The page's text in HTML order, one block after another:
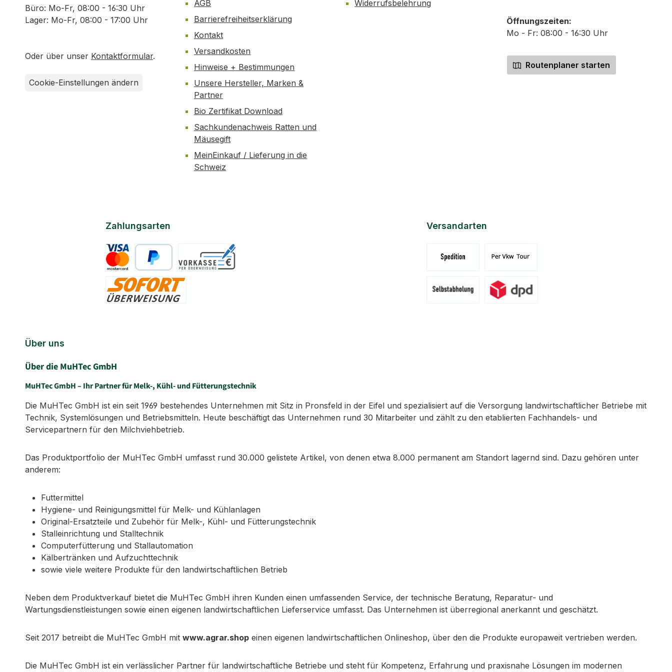
Büro: Mo-Fr, 08:00 - 16:30 Uhr
Lager: Mo-Fr, 08:00 - 17:00 Uhr
Oder über unser Kontaktformular.
Cookie-Einstellungen ändern
AGB
Barrierefreiheitserklärung
Kontakt
Versandkosten
Hinweise + Bestimmungen
Unsere Hersteller, Marken &
Partner
Bio Zertifikat Download
Sachkundenachweis Ratten und
Mäusegift
MeinEinkauf / Lieferung in die
Schweiz
Widerrufsbelehrung
Öffnungszeiten:
Mo - Fr: 08:00 - 16:30 Uhr
Routenplaner starten
Zahlungsarten
PayPal Vorkasse
Kreditkarte
Versandarten
Über uns
Über die MuHTec GmbH
MuHTec GmbH – Ihr Partner für Melk-, Kühl- und Fütterungstechnik
Die MuHTec GmbH ist ein seit 1969 bestehendes Unternehmen mit Sitz in Pronsfeld in der Eifel und spezialisiert auf die Versorgung landwirtschaftlicher Betriebe mit
Technik, Systemlösungen und Betriebsmitteln. Heute beschäftigt das Unternehmen rund 30 Mitarbeiter und zählt zu den etablierten Fachhandels- und
Servicepartnern für den Milchviehbetrieb.
Das Produktportfolio der MuHTec GmbH umfasst rund 30.000 gelistete Artikel, von denen etwa 8.000 permanent am Standort lagernd sind. Dazu gehören unter
anderem:
Futtermittel
Hygiene- und Reinigungsmittel für Melk- und Kühlanlagen
Original-Ersatzteile und Zubehör für Melk-, Kühl- und Fütterungstechnik
Stalleinrichtung und Stalltechnik
Computerfütterung und Stallautomation
Kälbertränken und Aufzuchttechnik
sowie viele weitere Produkte für den landwirtschaftlichen Betrieb
Neben dem Produktverkauf bietet die MuHTec GmbH ihren Kunden einen umfassenden Service, der technische Beratung, Reparatur- und
Wartungsdienstleistungen sowie einen eigenen landwirtschaftlichen Lieferservice umfasst. Das Unternehmen ist überregional anerkannt und geschätzt.
Seit 2017 betreibt die MuHTec GmbH mit www.agrar.shop einen eigenen landwirtschaftlichen Onlineshop, über den die Produkte europaweit vertrieben werden.
Die MuHTec GmbH ist ein verlässlicher Partner für landwirtschaftliche Betriebe und steht für Kompetenz, Erfahrung und praxisnahe Lösungen im modernen